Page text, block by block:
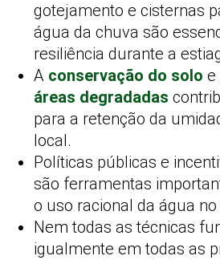
gotejamento e cisternas
água da chuva são
resiliência durante a
A conservação do solo e
áreas degradadas
para a retenção da
local.
Políticas públicas e
são ferramentas
o uso racional da água
Nem todas as técnicas
igualmente em todas as